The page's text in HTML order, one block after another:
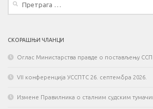
СКОРАШЊИ ЧЛАНЦИ
Оглас Министарства правде о постављењу ССП
VII конференција УССПТС 26. септембра 2026.
Измене Правилника о сталним судским